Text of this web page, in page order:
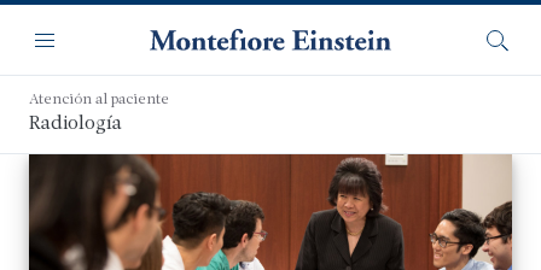
contenido
principal
Navegación
Menú
Atención al paciente
Radiología